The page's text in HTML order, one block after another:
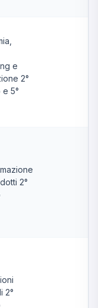
e
2°
5°
2°
2°